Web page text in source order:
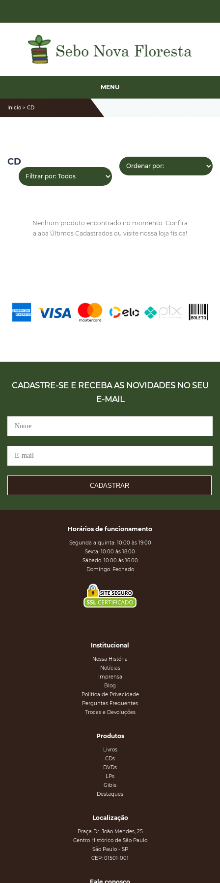
MENU
Inicio > CD
CD
Nenhum produto encontrado no momento. Confira
a aba Últimos Cadastrados ou visite nossa loja física!
CADASTRE-SE E RECEBA AS NOVIDADES NO SEU
E-MAIL
CADASTRAR
Horários de funcionamento
Segunda a quinta: 10:00 às 19:00
Sexta: 10:00 às 18:00
Sábado: 10:00 às 16:00
Domingo: Fechado
Institucional
Nossa História
Notícias
Imprensa
Blog
Política de Privacidade
Perguntas Frequentes
Trocas e Devoluções
Produtos
Livros
CDs
DVDs
LPs
Gibis
Destaques
Localização
Praça Dr. João Mendes, 25
Centro Histórico de São Paulo
São Paulo - SP
CEP: 01501-001